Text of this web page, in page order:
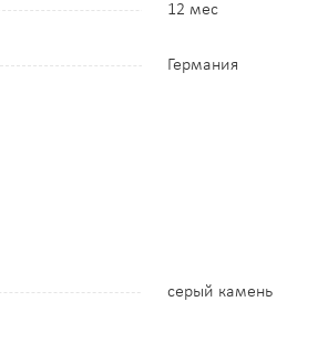
12 мес
Германия
серый камень